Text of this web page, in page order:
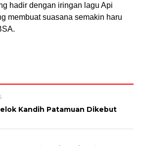
hadir dengan iringan lagu Api
membuat suasana semakin haru
Kandih Patamuan Dikebut